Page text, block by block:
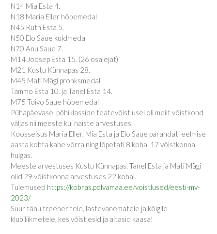
N14 Mia Esta 4.
N18 Maria Eller hõbemedal
N45 Ruth Esta 5.
N50 Elo Saue kuldmedal
N70 Anu Saue 7.
M14 Joosep Esta 15. (26 osalejat)
M21 Kustu Künnapas 28.
M45 Mati Mägi pronksmedal
Tammo Esta 10. ja Tanel Esta 14.
M75 Toivo Saue hõbemedal
Pühapäevasel põhiklasside teatevõistlusel oli meilt võistkond
väljas nii meeste kui naiste arvestuses.
Koosseisus Maria Eller, Mia Esta ja Elo Saue parandati eelmise
aasta kohta kahe võrra ning lõpetati 8.kohal 17 võistkonna
hulgas.
Meeste arvestuses Kustu Künnapas, Tanel Esta ja Mati Mägi
olid 29 võistkonna arvestuses 22.kohal.
Tulemused https://kobras.polvamaa.ee/voistlused/eesti-mv-
2023/
Suur tänu treeneritele, lastevanematele ja kõigile
klubiliikmetele, kes võistlesid ja aitasid kaasa!